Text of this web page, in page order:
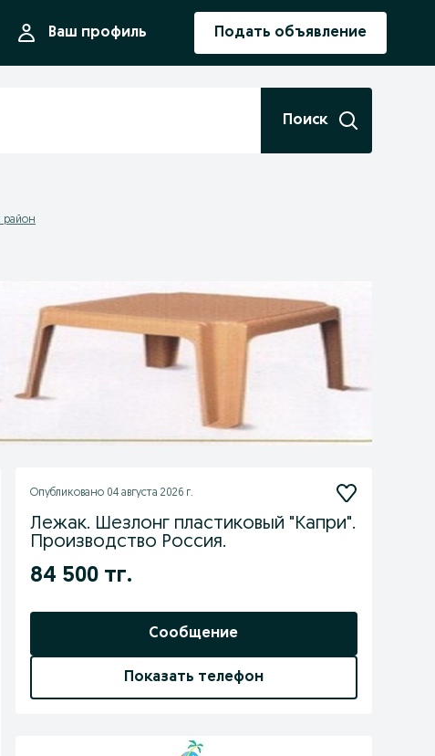
Ваш профиль Подать объявление
Поиск
район
Опубликовано 04 августа 2026 г.
Лежак. Шезлонг пластиковый "Капри".
Производство Россия.
84 500 тг.
Сообщение
Показать телефон